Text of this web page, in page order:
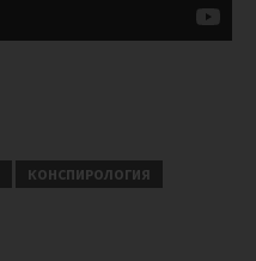
КОНСПИРОЛОГИЯ